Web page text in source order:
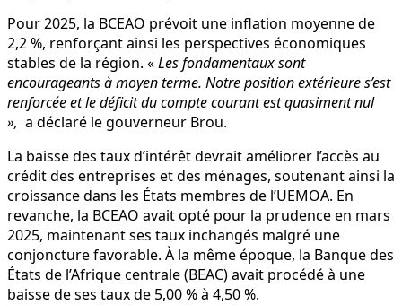
Pour 2025, la BCEAO prévoit une inflation moyenne de
2,2 %, renforçant ainsi les perspectives économiques
stables de la région. «Les fondamentaux sont
encourageants à moyen terme. Notre position extérieure s’est
renforcée et le déficit du compte courant est quasiment nul
», a déclaré le gouverneur Brou.
La baisse des taux d’intérêt devrait améliorer l’accès au
crédit des entreprises et des ménages, soutenant ainsi la
croissance dans les États membres de l’UEMOA. En
revanche, la BCEAO avait opté pour la prudence en mars
2025, maintenant ses taux inchangés malgré une
conjoncture favorable. À la même époque, la Banque des
États de l’Afrique centrale (BEAC) avait procédé à une
baisse de ses taux de 5,00 % à 4,50 %.